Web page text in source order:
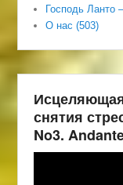
Господь Ланто
О нас (503)
снятия
No3.